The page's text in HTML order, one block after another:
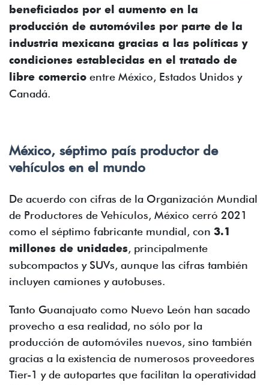
beneficiados por el aumento en la
producción de automóviles por parte de la
industria mexicana gracias a las políticas y
condiciones establecidas en el tratado de
libre comercio entre México, Estados Unidos y
Canadá.
México, séptimo país productor de
vehículos en el mundo
De acuerdo con cifras de la Organización Mundial
de Productores de Vehículos, México cerró 2021
como el séptimo fabricante mundial, con 3.1
millones de unidades, principalmente
subcompactos y SUVs, aunque las cifras también
incluyen camiones y autobuses.
Tanto Guanajuato como Nuevo León han sacado
provecho a esa realidad, no sólo por la
producción de automóviles nuevos, sino también
gracias a la existencia de numerosos proveedores
Tier-1 y de autopartes que facilitan la operatividad